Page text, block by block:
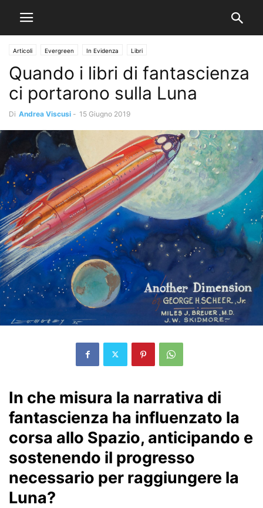
Articoli Evergreen In Evidenza Libri
Quando i libri di fantascienza
ci portarono sulla Luna
Di Andrea Viscusi - 15 Giugno 2019
In che misura la narrativa di
fantascienza ha influenzato la
corsa allo Spazio, anticipando e
sostenendo il progresso
necessario per raggiungere la
Luna?